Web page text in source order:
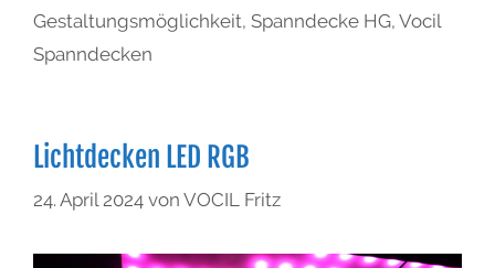
Gestaltungsmöglichkeit, Spanndecke HG, Vocil
Spanndecken
Lichtdecken LED RGB
24. April 2024 von VOCIL Fritz